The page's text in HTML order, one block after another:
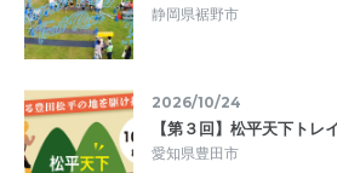
静岡県裾野市
2026/10/24
【第３回】松平天下トレ
愛知県豊田市